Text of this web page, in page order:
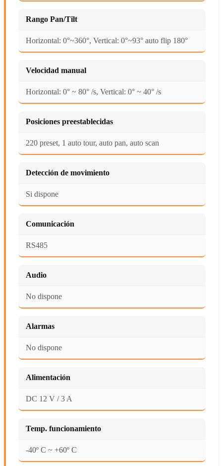
Rango Pan/Tilt
Horizontal: 0°~360°, Vertical: 0°~93° auto flip 180°
Velocidad manual
Horizontal: 0° ~ 80° /s, Vertical: 0° ~ 40° /s
Posiciones preestablecidas
220 preset, 1 auto tour, auto pan, auto scan
Detección de movimiento
Si dispone
Comunicación
RS485
Audio
No dispone
Alarmas
No dispone
Alimentación
DC 12 V / 3 A
Temp. funcionamiento
-40º C ~ +60º C